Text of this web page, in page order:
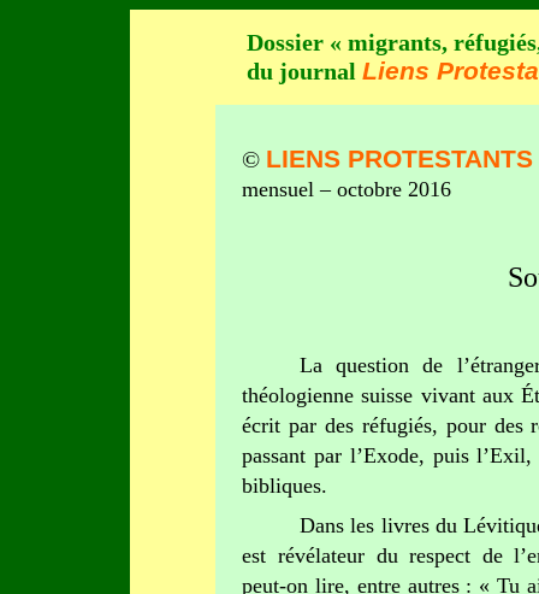
Dossier « migrants,
du journalLiens
© LIENS PROTESTANTS
mensuel – octobre 2016
La question de
théologienne suisse vivant aux
écrit par des réfugiés, pour des
passant par l’Exode, puis
bibliques.
Dans les livres du
est révélateur du respect de
peut-on lire, entre autres : « Tu